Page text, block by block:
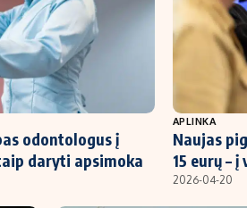
Technologijos
Laisvalaikis
odontologus į
daryti apsimoka
APLINKA
Naujas
15 eurų –
2026-04-20